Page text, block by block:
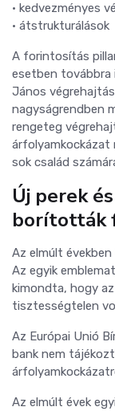
• kedvezményes
• átstrukturálások
A forintosítás
esetben továbbra
János
nagyságrendben
rengeteg
sok család
Új perek
borították
Az elmúlt
Az egyik
kimondta, hogy
tisztességtelen
Az Európai Unió
bank nem
Az elmúlt évek